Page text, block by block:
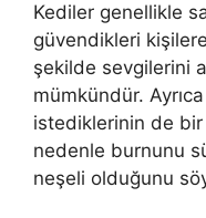
Kediler genellikle
güvendikleri
şekilde sevgilerini
mümkündür.
istediklerinin de
nedenle burnunu
neşeli olduğunu